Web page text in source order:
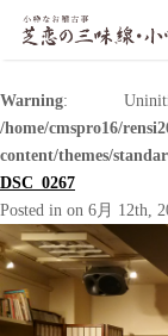
Warning:
/home/cmspro16/
content/themes/
DSC_0267
Posted in on 6月 12th,